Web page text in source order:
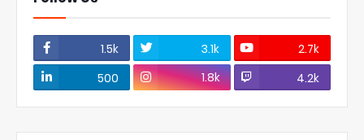
1.5k 3.1k
2.7k
500
1.8k 4.2k